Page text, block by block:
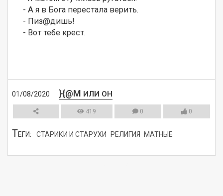
- А я в Бога перестала верить.
- Пиз@дишь!
- Вот тебе крест.
01/08/2020 }{@M ИЛИ ОН
419 0 0
ТЕГИ: СТАРИКИ И СТАРУХИ РЕЛИГИЯ МАТНЫЕ